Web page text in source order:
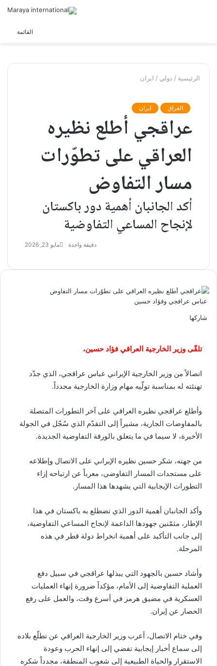
القائمةالوضع
الرئيسية / دولي / ايران
العراق ايران
عراقجي أطلع نظيره
العراقي على تطوّرات
مسار التفاوض
أكد الجانبان أهمية دور باكستان
لإنجاح المساعي التفاوضية
مايو 23, 2026 دقيقة واحدة
عباس عراقجي وفؤاد حسين
شاركها
البريد
تلقّى وزير الخارجية العراقي فؤاد حسين،
‏اتصالاً من وزير الخارجية الإيراني عباس عراقجي، الذي جدّد
تهنئته له بمناسبة تولّيه مهام وزارة الخارجية مجدداً.
‏وأطلع عراقجي نظيره العراقي على آخر التطورات المتصلة
بالمفاوضات الجارية، مشيراً إلى التقدّم الذي سُجّل في الجولة
الأخيرة، لا سيما في ما يتعلق بالورقة التفاوضية الجديدة.
‏من جهته، شكر حسين نظيره الإيراني على الاتصال وإطلاعه
على مستجدات المسار التفاوضي، معرباً عن ارتياحه إزاء
التطورات الإيجابية التي يشهدها هذا المسار.
‏وأكد الجانبان أهمية الدور الذي تضطلع به باكستان في هذا
الإطار، مثمّنين جهودها الداعمة لإنجاح المساعي التفاوضية،
إلى جانب التأكيد على أهمية انخراط دولة قطر في هذه
المرحلة.
‏وأشاد حسين بالجهود التي يبذلها عراقجي في سبيل دفع
العملية التفاوضية إلى الأمام، مؤكداً ضرورة إنهاء العمليات
العسكرية في مضيق هرمز في أسرع وقت، والعمل على رفع
الحصار عن إيران.
‏وفي ختام الاتصال، أعرب وزير الخارجية العراقي عن تطلّع بلاده
إلى سماع أخبار إيجابية تفضي إلى إنهاء الحرب وعودة
الاستقرار والحياة الطبيعية إلى شعوب المنطقة، مجدداً شكره